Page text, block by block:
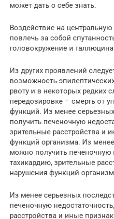
может дать о себе знать.
Воздействие на
повлечь за собой
головокружение и
Из других проявлений
возможность
рвоту и в некоторых редких
передозировке – смерть от
функций. Из менее
получить печеночную
зрительные расстройства и
функций организма. Из
можно получить печеночную
тахикардию, зрительные
нарушения функций
Из менее серьезных
печеночную
расстройства и иные